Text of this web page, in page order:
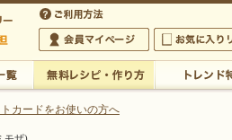
カードをお使いの方へ